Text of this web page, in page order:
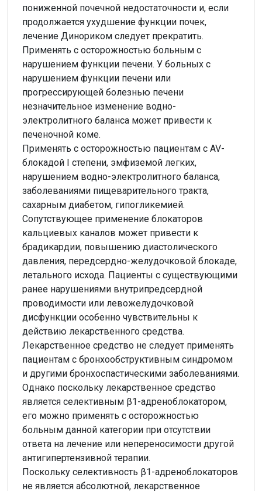
пониженной почечной недостаточности и, если
продолжается ухудшение функции почек,
лечение Динориком следует прекратить.
Применять с осторожностью больным с
нарушением функции печени. У больных с
нарушением функции печени или
прогрессирующей болезнью печени
незначительное изменение водно-
электролитного баланса может привести к
печеночной коме.
Применять с осторожностью пациентам с AV-
блокадой I степени, эмфиземой легких,
нарушением водно-электролитного баланса,
заболеваниями пищеварительного тракта,
сахарным диабетом, гипогликемией.
Сопутствующее применение блокаторов
кальциевых каналов может привести к
брадикардии, повышению диастолического
давления, передсердно-желудочковой блокаде,
летального исхода. Пациенты с существующими
ранее нарушениями внутрипредсердной
проводимости или левожелудочковой
дисфункции особенно чувствительны к
действию лекарственного средства.
Лекарственное средство не следует применять
пациентам с бронхообструктивным синдромом
и другими бронхоспастическими заболеваниями.
Однако поскольку лекарственное средство
является селективным β1-адреноблокатором,
его можно применять с осторожностью
больным данной категории при отсутствии
ответа на лечение или непереносимости другой
антигипертензивной терапии.
Поскольку селективность β1-адреноблокаторов
не является абсолютной, лекарственное